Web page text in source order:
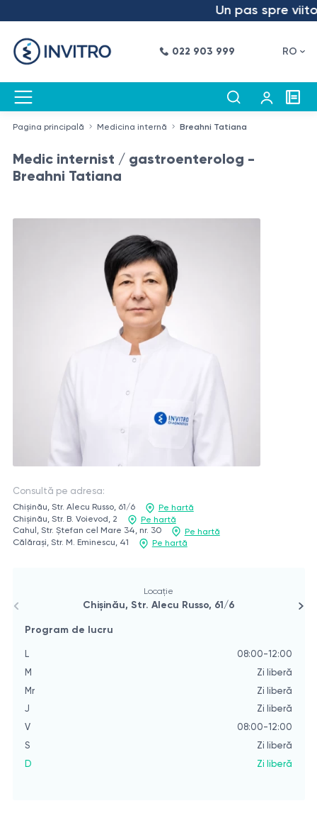
Un pas spre viitor
022 903 999 RO
Pagina principală Medicina internă Breahni Tatiana
Medic internist / gastroenterolog -
Breahni Tatiana
Consultă pe adresa:
Chișinău, Str. Alecu Russo, 61/6
Pe hartă
Chișinău, Str. B. Voievod, 2
Pe hartă
Cahul, Str. Ștefan cel Mare 34, nr. 30
Pe hartă
Călărași, Str. M. Eminescu, 41
Pe hartă
Locație
Chișinău, Str. Alecu Russo, 61/6
Program de lucru
L
08:00-12:00
M
Zi liberă
Mr
Zi liberă
J
Zi liberă
V
08:00-12:00
S
Zi liberă
D
Zi liberă